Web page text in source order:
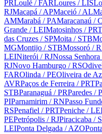
PRLoulé / FARLoures / LIS
RJMacapá / APMaceió / AL
AMMarabá / PAMaracanaú /
Grande / LEIMatosinhos / PRT
das Cruzes / SPMoita / STB
MGMontijo / STBMossoró /
LEINiterói / RJNossa
RJNovo Hamburgo / RS
FAROlinda / PEOliveira de
AVRPaços de Ferreira / PRT
STBParanaguá / PRParedes /
PIParnamirim / RNPasso
RSPenafiel / PRTPeniche /
PEPetrópolis / RJPiracicaba /
LEIPonta Delgada / AZO